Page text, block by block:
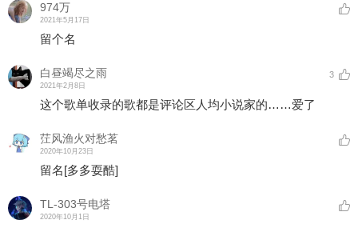
974万
2021年5月17日
留个名
白昼竭尽之雨
2021年2月8日
3
这个歌单收录的歌都是评论区人均小说家的……爱了
茳风渔火对愁茗
2020年10月23日
留名[多多耍酷]
TL-303号电塔
2020年10月1日